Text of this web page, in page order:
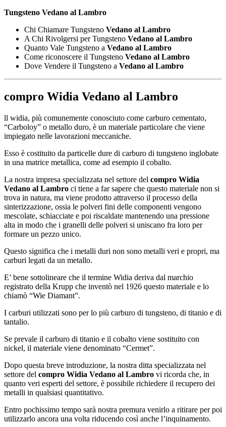
Tungsteno Vedano al Lambro
Chi Chiamare Tungsteno Vedano al Lambro
A Chi Rivolgersi per Tungsteno Vedano al Lambro
Quanto Vale Tungsteno a Vedano al Lambro
Come riconoscere il Tungsteno Vedano al Lambro
Dove Vendere il Tungsteno a Vedano al Lambro
compro Widia Vedano al Lambro
ll widia, più comunemente conosciuto come carburo cementato,
“Carboloy” o metallo duro, è un materiale particolare che viene
impiegato nelle lavorazioni meccaniche.
Esso è costituito da particelle dure di carburo di tungsteno inglobate
in una matrice metallica, come ad esempio il cobalto.
La nostra impresa specializzata nel settore del compro Widia
Vedano al Lambro ci tiene a far sapere che questo materiale non si
trova in natura, ma viene prodotto attraverso il processo della
sinterizzazione, ossia le polveri fini delle componenti vengono
mescolate, schiacciate e poi riscaldate mantenendo una pressione
alta in modo che i granelli delle polveri si uniscano fra loro per
formare un pezzo unico.
Questo significa che i metalli duri non sono metalli veri e propri, ma
carburi legati da un metallo.
E’ bene sottolineare che il termine Widia deriva dal marchio
registrato della Krupp che inventò nel 1926 questo materiale e lo
chiamò “Wie Diamant”.
I carburi utilizzati sono per lo più carburo di tungsteno, di titanio e di
tantalio.
Se prevale il carburo di titanio e il cobalto viene sostituito con
nickel, il materiale viene denominato “Cermet”.
Dopo questa breve introduzione, la nostra ditta specializzata nel
settore del compro Widia Vedano al Lambro vi ricorda che, in
quanto veri esperti del settore, è possibile richiedere il recupero dei
metalli in qualsiasi quantitativo.
Entro pochissimo tempo sarà nostra premura venirlo a ritirare per poi
utilizzarlo ancora una volta riducendo così anche l’inquinamento.